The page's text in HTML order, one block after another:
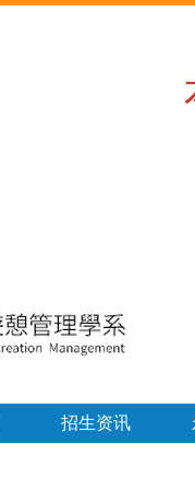
招生资讯